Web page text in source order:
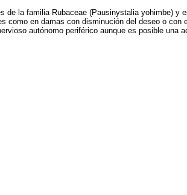
la familia Rubaceae (Pausinystalia yohimbe) y
en damas con disminución del deseo o con
autónomo periférico aunque es posible una